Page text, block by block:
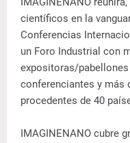
científicos en la
Conferencias
un Foro Industrial con
expositoras/
conferenciantes y más
procedentes de 40
IMAGINENANO cubre